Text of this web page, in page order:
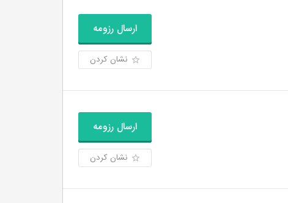
ارسال رزومه
نشان کردن
ارسال رزومه
نشان کردن